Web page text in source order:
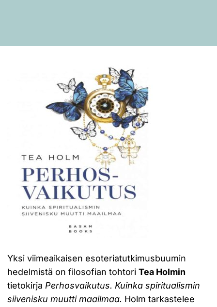
Yksi viimeaikaisen esoteriatutkimusbuumin
hedelmistä on filosofian tohtori Tea Holmin
tietokirja Perhosvaikutus. Kuinka spiritualismin
siivenisku muutti maailmaa. Holm tarkastelee